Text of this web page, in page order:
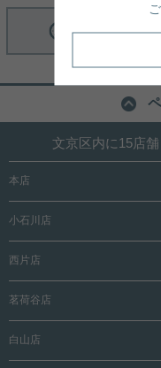
文京区内に15店
本店
小石川店
西片店
茗荷谷店
白山店